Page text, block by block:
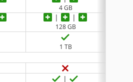
4 GB
128 GB
1 TB